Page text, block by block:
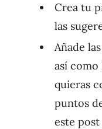
Crea tu
las
Añade
así como
quieras
puntos
este